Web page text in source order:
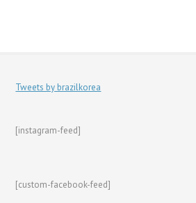
Tweets by brazilkorea
[instagram-feed]
[custom-facebook-feed]